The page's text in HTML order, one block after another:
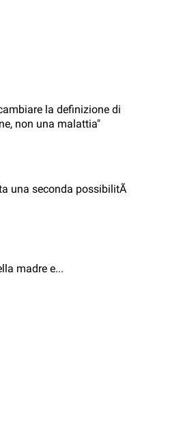
la definizione di
non una malattia"
una seconda possibilitÃ
madre e...